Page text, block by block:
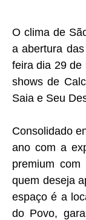
O clima de
a abertura
feira dia 29 de
shows de
Saia e Seu
Consolidado
ano com a
premium com
quem deseja
espaço é a
do Povo,